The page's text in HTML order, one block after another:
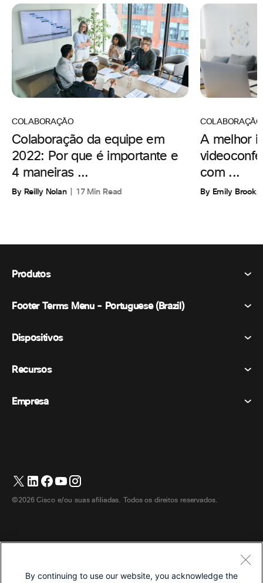
COLABORAÇÃO
Colaboração da equipe em
2022: Por que é importante e
4 maneiras ...
By Reilly Nolan 17 Min Read
COLABORAÇÃO
A melhor
com ...
By Emily Brooks
Produtos
Webex Suite
Mensagens
Eventos
Quadro branco
Footer Terms Menu - Portuguese (Brazil)
Termos e Condições
Marcas registradas
Français (Francês)
한국어 (Coreano)
Dispositivos
Dispositivos de sala
Fones de ouvido
Recursos
Preços
Empresa
Entre em contato com o suporte
Contato de vendas
©2026 Cisco e/ou suas afiliadas. Todos os direitos reservados.
By continuing to use our website, you acknowledge the